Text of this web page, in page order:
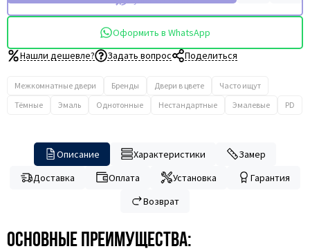
Оформить в WhatsApp
Нашли дешевле?
Задать вопрос Поделиться
Межкомнатные двери Бренды Двери в цвете
Часто ищут
Тёмные
Эмаль Однотонные Нестандартные Эмалевые PD
Описание Характеристики
Замер
Доставка
Оплата Установка
Гарантия
Возврат
Основные преимущества: